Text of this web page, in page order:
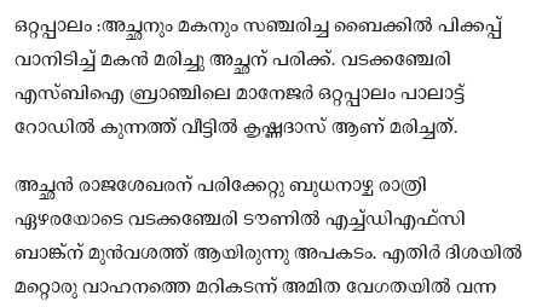
ഒറ്റപ്പാലം :അച്ഛനും മകനും സഞ്ചരിച്ച ബൈക്കിൽ പിക്കപ്പ്
വാനിടിച്ച് മകൻ മരിച്ചു അച്ഛന് പരിക്ക്. വടക്കഞ്ചേരി
എസ്ബിഐ ബ്രാഞ്ചിലെ മാനേജർ ഒറ്റപ്പാലം പാലാട്ട്
റോഡിൽ കുന്നത്ത് വീട്ടിൽ കൃഷ്ണദാസ് ആണ് മരിച്ചത്.
അച്ഛൻ രാജശേഖരന് പരിക്കേറ്റു ബുധനാഴ്ച രാത്രി
ഏഴരയോടെ വടക്കഞ്ചേരി ടൗണിൽ എച്ച്ഡിഎഫ്സി
ബാങ്ക്ന് മുൻവശത്ത് ആയിരുന്നു അപകടം. എതിർ ദിശയിൽ
മറ്റൊരു വാഹനത്തെ മറികടന്ന് അമിത വേഗതയിൽ വന്ന